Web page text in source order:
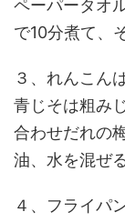
ペーパータオ
で10分煮て、
３、れんこん
青じそは粗み
合わせだれの
油、水を混ぜる
４、フライパ